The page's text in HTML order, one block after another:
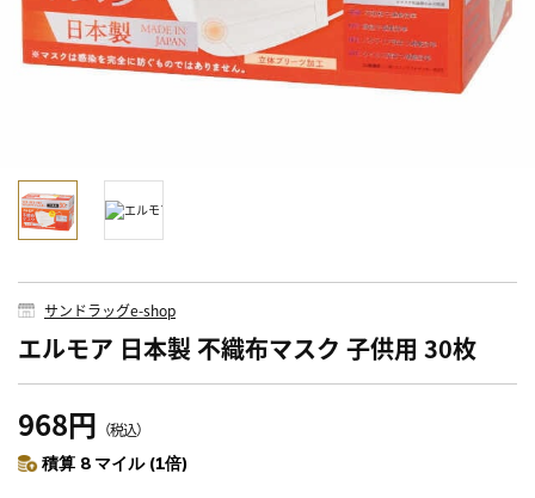
サンドラッグe-shop
エルモア 日本製 不織布マスク 子供用 30枚
968円 （税込）
積算 8 マイル (1倍)